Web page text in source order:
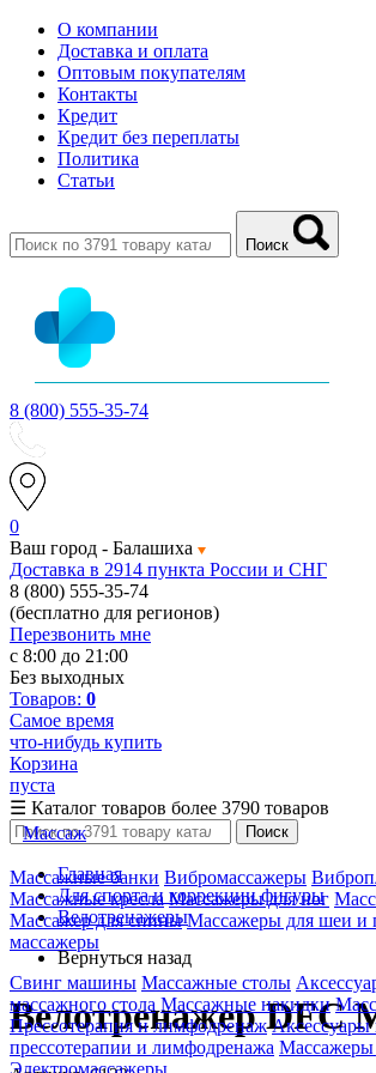
О компании
Доставка и оплата
Оптовым покупателям
Контакты
Кредит
Кредит без переплаты
Политика
Статьи
Поиск
8 (800) 555-35-74
0
Ваш город - Балашиха
Доставка в 2914 пункта России и СНГ
8 (800) 555-35-74
(бесплатно для регионов)
Перезвонить мне
с 8:00 до 21:00
Без выходных
Товаров: 0
Самое время
что-нибудь купить
Корзина
пуста
☰ Каталог товаров более 3790 товаров
Массаж
Массажные банки Вибромассажеры
Массажные кресла Массажеры для ног
Массажер для спины Массажеры для шеи и
массажеры
Свинг машины Массажные столы
массажного стола Массажные накидки
Прессотерапия и лимфодренаж Аксессуары
прессотерапии и лимфодренажа Массажеры
Электромассажеры
Поиск
Главная
Для спорта и коррекции фигуры
Велотренажеры
Вернуться назад
Велотренажер DFC